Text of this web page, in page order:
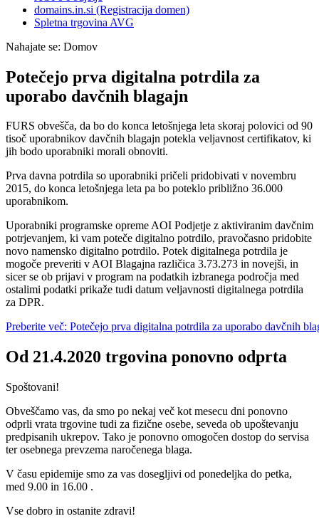
domains.in.si (Registracija domen)
Spletna trgovina AVG
Nahajate se: Domov
Potečejo prva digitalna potrdila za
uporabo davčnih blagajn
FURS obvešča, da bo do konca letošnjega leta skoraj polovici od 90
tisoč uporabnikov davčnih blagajn potekla veljavnost certifikatov, ki
jih bodo uporabniki morali obnoviti.
Prva davna potrdila so uporabniki pričeli pridobivati v novembru
2015, do konca letošnjega leta pa bo poteklo približno 36.000
uporabnikom.
Uporabniki programske opreme AOI Podjetje z aktiviranim davčnim
potrjevanjem, ki vam poteče digitalno potrdilo, pravočasno pridobite
novo namensko digitalno potrdilo. Potek digitalnega potrdila je
mogoče preveriti v AOI Blagajna različica 3.73.273 in novejši, in
sicer se ob prijavi v program na podatkih izbranega področja med
ostalimi podatki prikaže tudi datum veljavnosti digitalnega potrdila
za DPR.
Preberite več: Potečejo prva digitalna potrdila za uporabo davčnih
Od 21.4.2020 trgovina ponovno odprta
Spoštovani!
Obveščamo vas, da smo po nekaj več kot mesecu dni ponovno
odprli vrata trgovine tudi za fizične osebe, seveda ob upoštevanju
predpisanih ukrepov. Tako je ponovno omogočen dostop do servisa
ter osebnega prevzema naročenega blaga.
V času epidemije smo za vas dosegljivi od ponedeljka do petka,
med 9.00 in 16.00 .
Vse dobro in ostanite zdravi!